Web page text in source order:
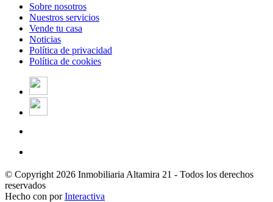
Sobre nosotros
Nuestros servicios
Vende tu casa
Noticias
Política de privacidad
Política de cookies
© Copyright 2026 Inmobiliaria Altamira 21 - Todos los derechos
reservados
Hecho con porInteractiva